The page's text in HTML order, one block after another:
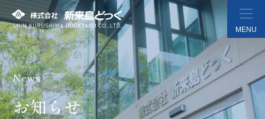
株式会社 新来島どっく
MENU
News
お知らせ